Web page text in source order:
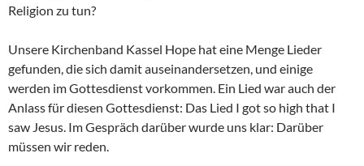
Religion zu tun?
Unsere Kirchenband Kassel Hope hat eine Menge Lieder
gefunden, die sich damit auseinandersetzen, und einige
werden im Gottesdienst vorkommen. Ein Lied war auch der
Anlass für diesen Gottesdienst: Das Lied I got so high that I
saw Jesus. Im Gespräch darüber wurde uns klar: Darüber
müssen wir reden.